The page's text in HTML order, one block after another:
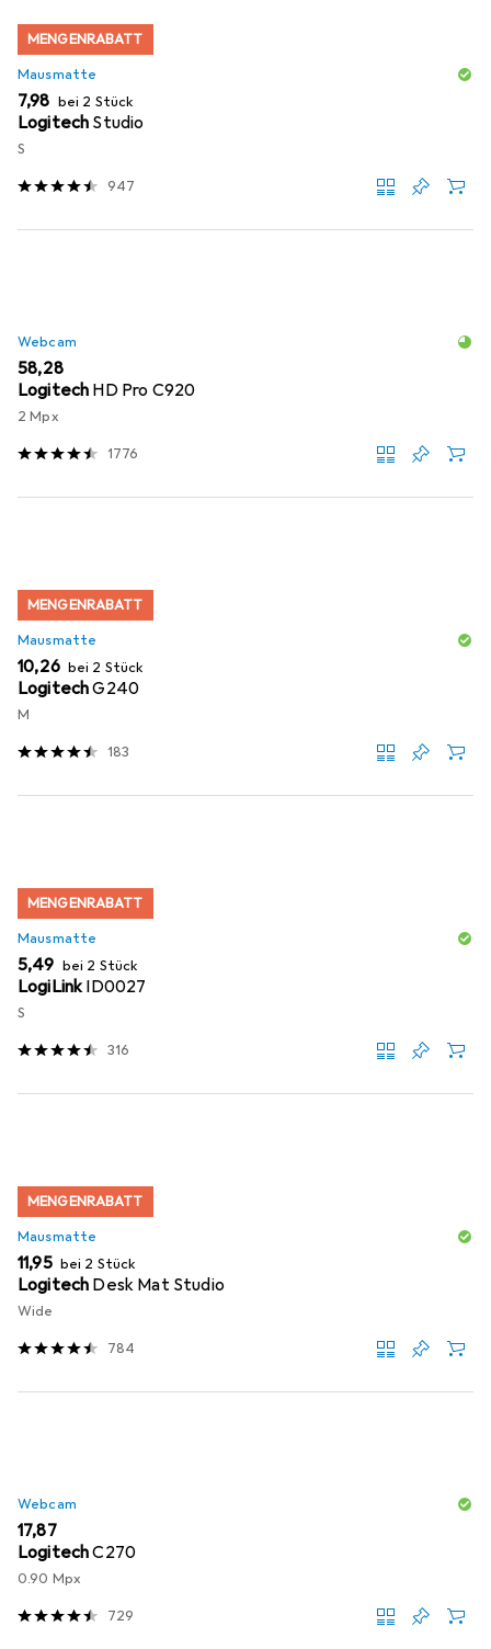
MENGENRABATT
Mausmatte
EUR
7,98 bei 2 Stück
Logitech Studio
S
947
Webcam
EUR
58,28
Logitech HD Pro C920
2 Mpx
1776
MENGENRABATT
Mausmatte
EUR
10,26 bei 2 Stück
LogitechG240
M
183
MENGENRABATT
Mausmatte
EUR
5,49 bei 2 Stück
LogiLinkID0027
S
316
MENGENRABATT
Mausmatte
EUR
11,95 bei 2 Stück
Logitech Desk Mat Studio
Wide
784
Webcam
EUR
17,87
LogitechC270
0.90 Mpx
729